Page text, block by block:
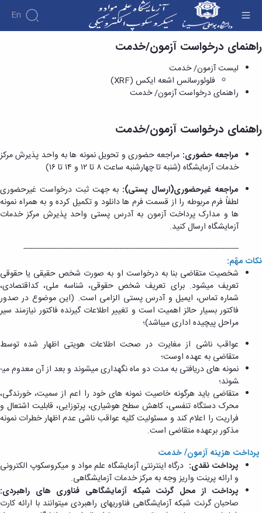
En
راهنمای درخواست آزمون/ خدمت - آزمایشگاه علم
مواد و میکروسکوپ الکترونی
راهنمای درخواست آزمون/خدمت
لیست آزمون/ خدمت
فلوئورسانس اشعه ایکس (XRF)
راهنمای درخواست آزمون/ خدمت
راهنمای درخواست آزمون/خدمت
مراجعه حضوری: مراجعه حضوری و تحویل نمونه ها به واحد پذیرش مرکز
خدمات آزمایشگاه (شنبه تا چهارشنبه ساعت ۸ تا ۱۲ و ۱۴ تا ۱۶)
مراجعه غیرحضوری(ارسال پستی): به جهت ثبت درخواست غیرحضوری
لطفاً فرم مربوطه را از قسمت فرم ها دانلود و تکمیل کرده و به همراه نمونه
ها و مدارک پرداخت آزمون به آدرس پستی واحد پذیرش مرکز خدمات
آزمایشگاه ارسال کنید.
--------------------------------------------------------------------------------------------
نکات مهّم:
شخصیت متقاضی بنا به درخواست او به صورت شخص حقیقی یا حقوقی
تعریف می­شود. برای تعریف شخص حقوقی، شناسه ملی، کداقتصادی،
شماره تماس، ایمیل و آدرس پستی الزامی است. (این موضوع در صدور
فاکتور بسیار حائز اهمیت است و تغییر اطلاعات گیرنده فاکتور نیازمند سیر
مراحل پیچیده اداری می­باشد)؛
عواقب ناشی از مغایرت در صحت اطلاعات هویتی اظهار شده توسط
متقاضی به عهده اوست؛
نمونه­ های دریافتی به مدت دو ماه نگهداری می­شوند و بعد از آن معدوم می­
شوند؛
متقاضی باید هرگونه خاصیت نمونه­ های خود را اعم از سمیت، خورندگی،
محرک دستگاه تنفسی، کاهش سطح هوشیاری، پرتوزایی، قابلیت اشتعال و
فراریت را اعلام کند و مسئولیت کلیه عواقب ناشی عدم اظهار خطرات نمونه
مذکور برعهده متقاضی است.
پرداخت هزینه آزمون/ خدمت
پرداخت نقدی: ​​​​​​​ درگاه اینترنتی آزمایشگاه علم مواد و میکروسکوپ الکترونی
و ارائه پرینت واریز وجه به مرکز خدمات آزمایشگاهی.
پرداخت از محل گرنت شبکه آزمایشگاهی فناوری های راهبردی:
صاحبان گرنت شبکه آزمایشگاهی فناوری­های راهبردی می­توانند با ارائه کارت